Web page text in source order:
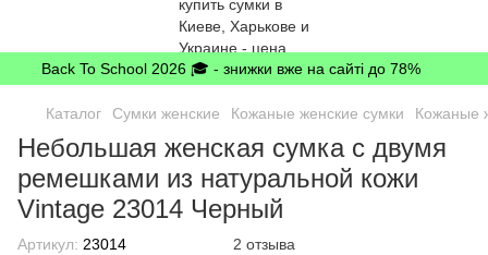
Back To School 2026 🎓 - знижки вже на сайті до 78%
Каталог Сумки женские Кожаные женские сумки Кожаные
Небольшая женская сумка с двумя
ремешками из натуральной кожи
Vintage 23014 Черный
Артикул: 23014 2 отзыва